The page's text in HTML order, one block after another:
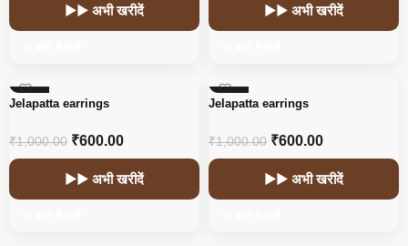
▶▶ अभी खरीदें ▶▶ अभी खरीदें
-40%
Jelapatta earrings
₹1,000.00 ₹600.00
▶▶ अभी खरीदें
-40%
Jelapatta earrings
₹1,000.00 ₹600.00
▶▶ अभी खरीदें